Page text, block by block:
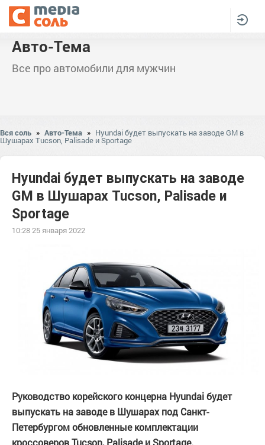
Авто-Тема
Все про автомобили для мужчин
Вся соль » Авто-Тема » Hyundai будет выпускать на заводе GM в
Шушарах Tucson, Palisade и Sportage
Hyundai будет выпускать на заводе
GM в Шушарах Tucson, Palisade и
Sportage
10:28 25 января 2022
Руководство корейского концерна Hyundai будет
выпускать на заводе в Шушарах под Санкт-
Петербургом обновленные комплектации